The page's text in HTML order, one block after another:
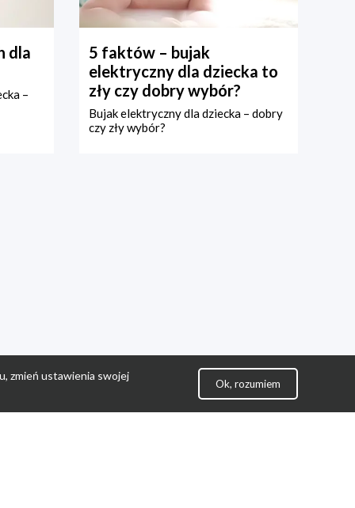
dla
–
5 faktów – bujak
elektryczny dla dziecka to
zły czy dobry wybór?
Bujak elektryczny dla dziecka – dobry
czy zły wybór?
zmień ustawienia swojej
Ok, rozumiem